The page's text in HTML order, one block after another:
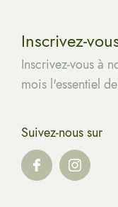
Inscrivez-
Inscrivez-vous à
mois l'essentiel
Suivez-nous sur